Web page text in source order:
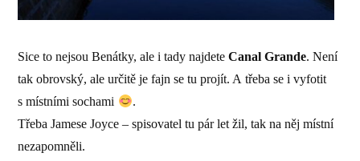
Sice to nejsou Benátky, ale i tady najdeteCanal Grande. Není
tak obrovský, ale určitě je fajn se tu projít. A třeba se i vyfotit
s místními sochami
.
Třeba Jamese Joyce – spisovatel tu pár let žil, tak na něj místní
nezapomněli.